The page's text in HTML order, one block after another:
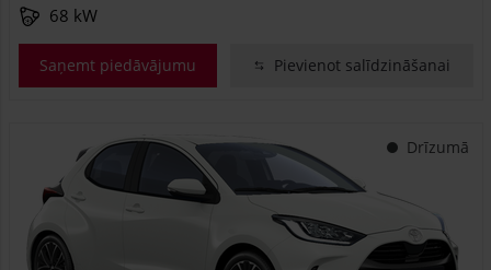
68 kW
Saņemt piedāvājumu Pievienot salīdzināšanai
Drīzumā